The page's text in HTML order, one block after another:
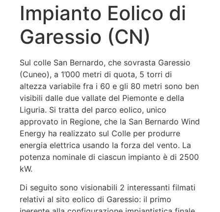
Impianto Eolico di
Garessio (CN)
Sul colle San Bernardo, che sovrasta Garessio
(Cuneo), a 1’000 metri di quota, 5 torri di
altezza variabile fra i 60 e gli 80 metri sono ben
visibili dalle due vallate del Piemonte e della
Liguria. Si tratta del parco eolico, unico
approvato in Regione, che la San Bernardo Wind
Energy ha realizzato sul Colle per produrre
energia elettrica usando la forza del vento. La
potenza nominale di ciascun impianto è di 2500
kW.
Di seguito sono visionabili 2 interessanti filmati
relativi al sito eolico di Garessio: il primo